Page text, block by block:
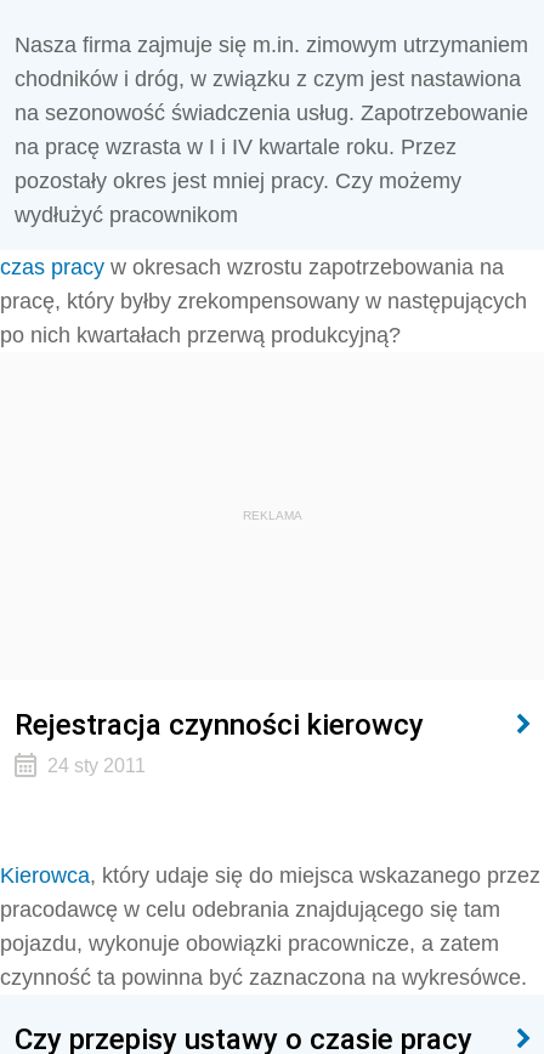
Nasza firma zajmuje się m.in. zimowym utrzymaniem
chodników i dróg, w związku z czym jest nastawiona
na sezonowość świadczenia usług. Zapotrzebowanie
na pracę wzrasta w I i IV kwartale roku. Przez
pozostały okres jest mniej pracy. Czy możemy
wydłużyć pracownikom
czas pracy w okresach wzrostu zapotrzebowania na
pracę, który byłby zrekompensowany w następujących
po nich kwartałach przerwą produkcyjną?
REKLAMA
Rejestracja czynności kierowcy
24 sty 2011
Kierowca, który udaje się do miejsca wskazanego przez
pracodawcę w celu odebrania znajdującego się tam
pojazdu, wykonuje obowiązki pracownicze, a zatem
czynność ta powinna być zaznaczona na wykresówce.
Czy przepisy ustawy o czasie pracy